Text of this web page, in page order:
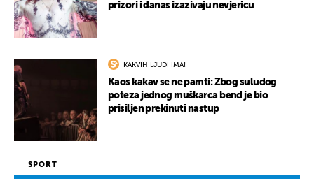
prizori i danas izazivaju nevjericu
KAKVIH LJUDI IMA!
Kaos kakav se ne pamti: Zbog suludog
poteza jednog muškarca bend je bio
prisiljen prekinuti nastup
SPORT